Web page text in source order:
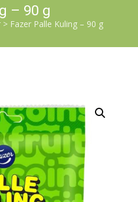
– 90 g
> Fazer Palle Kuling – 90 g